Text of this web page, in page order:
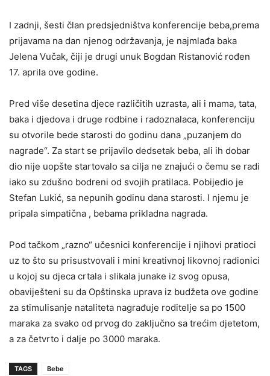
I zadnji, šesti član predsjedništva konferencije beba,prema
prijavama na dan njenog održavanja, je najmlađa baka
Jelena Vučak, čiji je drugi unuk Bogdan Ristanović rođen
17. aprila ove godine.
Pred više desetina djece različitih uzrasta, ali i mama, tata,
baka i djedova i druge rodbine i radoznalaca, konferenciju
su otvorile bede starosti do godinu dana „puzanjem do
nagrade“. Za start se prijavilo dedsetak beba, ali ih dobar
dio nije uopšte startovalo sa cilja ne znajući o čemu se radi
iako su zdušno bodreni od svojih pratilaca. Pobijedio je
Stefan Lukić, sa nepunih godinu dana starosti. I njemu je
pripala simpatična , bebama prikladna nagrada.
Pod tačkom „razno“ učesnici konferencije i njihovi pratioci
uz to što su prisustvovali i mini kreativnoj likovnoj radionici
u kojoj su djeca crtala i slikala junake iz svog opusa,
obaviješteni su da Opštinska uprava iz budžeta ove godine
za stimulisanje nataliteta nagrađuje roditelje sa po 1500
maraka za svako od prvog do zaključno sa trećim djetetom,
a za četvrto i dalje po 3000 maraka.
TAGS Bebe